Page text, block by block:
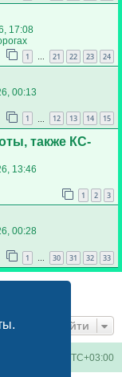
17:08
1 21 22 23 24
00:13
1 12 13 14 15
также КС-
13:46
1 2 3
00:28
1 … 30 31 32 33
Перейти
UTC+03:00